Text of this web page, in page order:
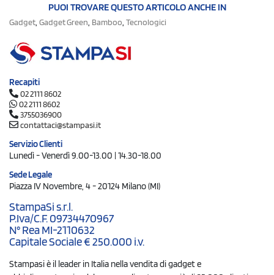
PUOI TROVARE QUESTO ARTICOLO ANCHE IN
Gadget, Gadget Green, Bamboo, Tecnologici
Recapiti
02 2111 8602
02 2111 8602
3755036900
contattaci@stampasi.it
Servizio Clienti
Lunedì - Venerdì 9.00-13.00 | 14.30-18.00
Sede Legale
Piazza IV Novembre, 4 - 20124 Milano (MI)
StampaSi s.r.l.
P.Iva/C.F. 09734470967
N° Rea MI-2110632
Capitale Sociale € 250.000 i.v.
Stampasi è il leader in Italia nella vendita di gadget e